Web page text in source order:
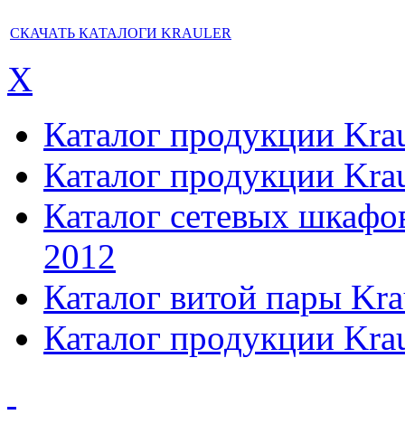
СКАЧАТЬ КАТАЛОГИ KRAULER
X
Каталог продукции
Каталог продукции
Каталог сетевых
2012
Каталог витой пары
Каталог продукции